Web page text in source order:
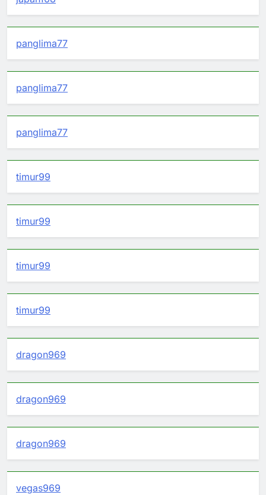
panglima77
panglima77
panglima77
timur99
timur99
timur99
timur99
dragon969
dragon969
dragon969
vegas969